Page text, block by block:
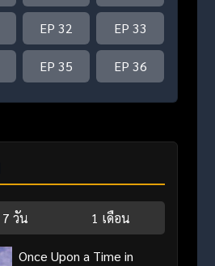
EP 32 EP 33
EP 35 EP 36
7 วัน 1 เดือน
Once Upon a Time in